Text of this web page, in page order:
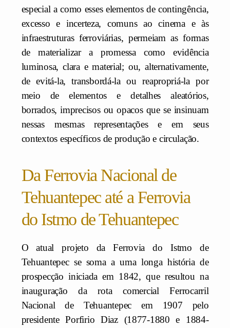
especial a como esses elementos de contingência,
excesso e incerteza, comuns ao cinema e às
infraestruturas ferroviárias, permeiam as formas
de materializar a promessa como evidência
luminosa, clara e material; ou, alternativamente,
de evitá-la, transbordá-la ou reapropriá-la por
meio de elementos e detalhes aleatórios,
borrados, imprecisos ou opacos que se insinuam
nessas mesmas representações e em seus
contextos específicos de produção e circulação.
Da Ferrovia Nacional de
Tehuantepec até a Ferrovia
do Istmo de Tehuantepec
O atual projeto da Ferrovia do Istmo de
Tehuantepec se soma a uma longa história de
prospecção iniciada em 1842, que resultou na
inauguração da rota comercial Ferrocarril
Nacional de Tehuantepec em 1907 pelo
presidente Porfirio Diaz (1877-1880 e 1884-